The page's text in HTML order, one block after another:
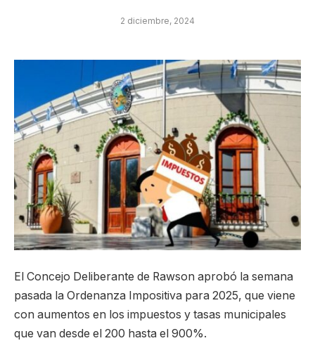
2 diciembre, 2024
El Concejo Deliberante de Rawson aprobó la semana
pasada la Ordenanza Impositiva para 2025, que viene
con aumentos en los impuestos y tasas municipales
que van desde el 200 hasta el 900%.